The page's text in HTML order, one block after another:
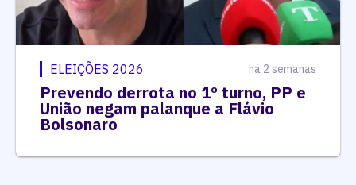
ELEIÇÕES 2026 há 2 semanas
Prevendo derrota no 1º turno, PP e
União negam palanque a Flávio
Bolsonaro